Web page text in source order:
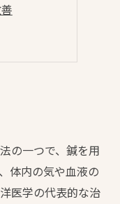
の一つで、鍼を用
体内の気や血液の
医学の代表的な治